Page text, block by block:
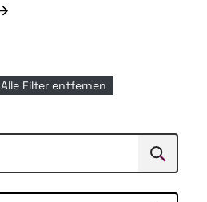
Alle Filter entfernen
Suchen